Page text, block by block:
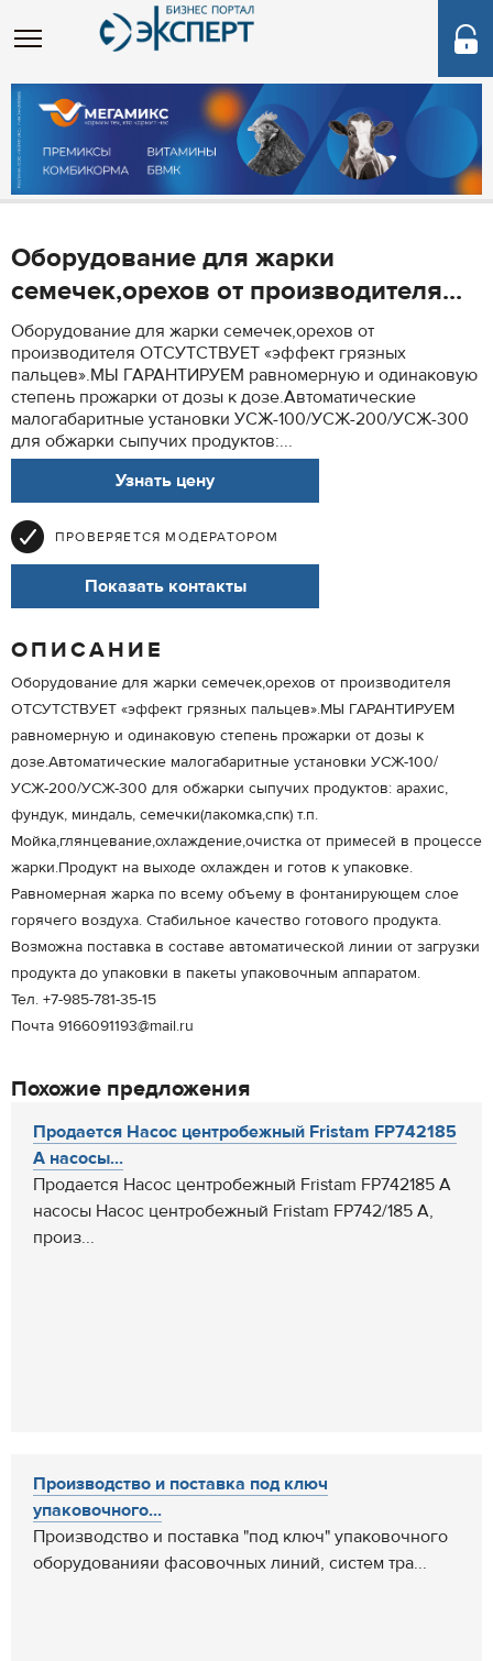
Оборудование для жарки
семечек,орехов от производителя...
Оборудование для жарки семечек,орехов от
производителя ОТСУТСТВУЕТ «эффект грязных
пальцев».МЫ ГАРАНТИРУЕМ равномерную и одинаковую
степень прожарки от дозы к дозе.Автоматические
малогабаритные установки УСЖ-100/УСЖ-200/УСЖ-300
для обжарки сыпучих продуктов:...
Узнать цену
ПРОВЕРЯЕТСЯ МОДЕРАТОРОМ
Показать контакты
ОПИСАНИЕ
Оборудование для жарки семечек,орехов от производителя
ОТСУТСТВУЕТ «эффект грязных пальцев».МЫ ГАРАНТИРУЕМ
равномерную и одинаковую степень прожарки от дозы к
дозе.Автоматические малогабаритные установки УСЖ-100/
УСЖ-200/УСЖ-300 для обжарки сыпучих продуктов: арахис,
фундук, миндаль, семечки(лакомка,спк) т.п.
Мойка,глянцевание,охлаждение,очистка от примесей в процессе
жарки.Продукт на выходе охлажден и готов к упаковке.
Равномерная жарка по всему объему в фонтанирующем слое
горячего воздуха. Стабильное качество готового продукта.
Возможна поставка в составе автоматической линии от загрузки
продукта до упаковки в пакеты упаковочным аппаратом.
Тел. +7-985-781-35-15
Почта 9166091193@mail.ru
Похожие предложения
Продается Насос центробежный Fristam FP742185
A насосы...
Продается Насос центробежный Fristam FP742185 A
насосы Насос центробежный Fristam FP742/185 A,
произ...
Производство и поставка под ключ
упаковочного...
Производство и поставка "под ключ" упаковочного
оборудованияи фасовочных линий, систем тра...